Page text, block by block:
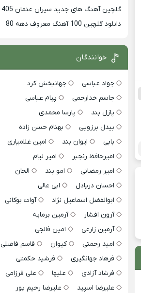
گلچین آهنگ های جدید سیران عثمان 1405
دانلود گلچین 100 آهنگ معروف دهه 80
خوانندگان
جواد عباسی
جهانبخش کرد
جاسم خدارحمی
پیام عباسی
پازل بند
پارسا محمدی
بیدل برزویی
بهنام حسن زاده
بابی
ایوان بند
امین غلامیاری
امیرحافظ رنجبر
امیر لیام
امیر رمضانی
امو بند
الجان
احسان دریادل
ابی عالی
ابوالفضل اسماعیل نژاد
آوات بوکانی
آرون افشار
آرمین برمایه
آرمین زارعی
امین فالجی
امید رحمتی
کیوان
قاسم فاضلی
فرهاد جهانگیری
فرشید حکمتی
فرشاد آزادی
علیها
علی فرزامی
علیرضا اسپید
علیرضا رحیم پور